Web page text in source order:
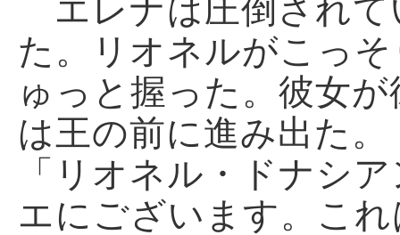
エレナは圧倒されて
た。リオネルがこっ
ゅっと握った。彼女
は王の前に進み出た。
「リオネル・ドナシ
エにございます。こ